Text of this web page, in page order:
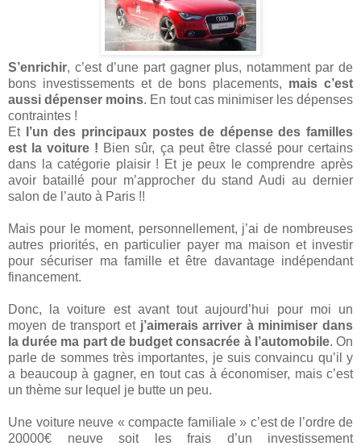
S’enrichir, c’est d’une part gagner plus, notamment par de
bons investissements et de bons placements, mais c’est
aussi dépenser moins. En tout cas minimiser les dépenses
contraintes !
Et
l’un des principaux postes de dépense des familles
est la voiture ! Bien sûr, ça peut être classé pour certains
dans la catégorie plaisir ! Et je peux le comprendre après
avoir bataillé pour m’approcher du stand Audi au dernier
salon de l’auto à Paris !!
Mais pour le moment, personnellement, j’ai de nombreuses
autres priorités, en particulier payer ma maison et investir
pour sécuriser ma famille et être davantage indépendant
financement.
Donc, la voiture est avant tout aujourd’hui pour moi un
moyen de transport et j’aimerais arriver à minimiser dans
la durée ma part de budget consacrée à l’automobile. On
parle de sommes très importantes, je suis convaincu qu’il y
a beaucoup à gagner, en tout cas à économiser, mais c’est
un thème sur lequel je butte un peu.
Une voiture neuve « compacte familiale » c’est de l’ordre de
20000€ neuve soit les frais d’un investissement